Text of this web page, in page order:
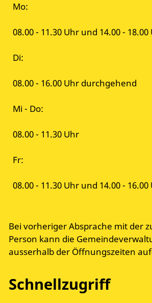
Mo:
08.00 - 11.30 Uhr und 14.00 - 18.00
Di:
08.00 - 16.00 Uhr durchgehend
Mi - Do:
08.00 - 11.30 Uhr
Fr:
08.00 - 11.30 Uhr und 14.00 - 16.00
Bei vorheriger Absprache mit der
Person kann die
ausserhalb der Öffnungszeiten
Schnellzugriff